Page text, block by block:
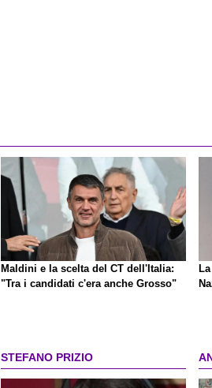
Maldini e la scelta del CT dell'Italia:
"Tra i candidati c'era anche Grosso"
STEFANO PRIZIO